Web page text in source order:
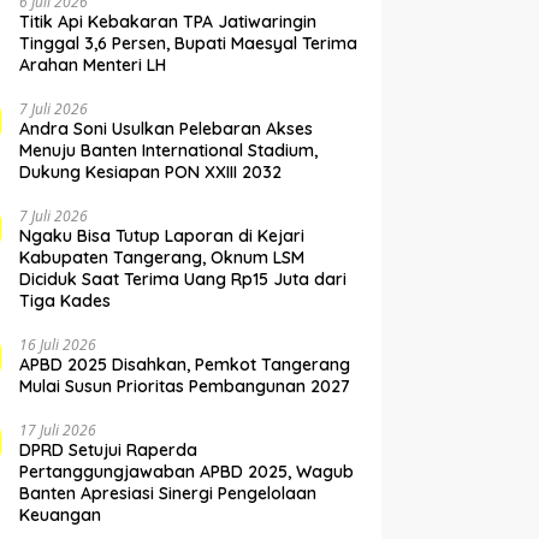
Titik Api Kebakaran TPA Jatiwaringin
Tinggal 3,6 Persen, Bupati Maesyal Terima
Arahan Menteri LH
7 Juli 2026
Andra Soni Usulkan Pelebaran Akses
Menuju Banten International Stadium,
Dukung Kesiapan PON XXIII 2032
7 Juli 2026
Ngaku Bisa Tutup Laporan di Kejari
Kabupaten Tangerang, Oknum LSM
Diciduk Saat Terima Uang Rp15 Juta dari
Tiga Kades
16 Juli 2026
APBD 2025 Disahkan, Pemkot Tangerang
Mulai Susun Prioritas Pembangunan 2027
17 Juli 2026
DPRD Setujui Raperda
Pertanggungjawaban APBD 2025, Wagub
Banten Apresiasi Sinergi Pengelolaan
Keuangan